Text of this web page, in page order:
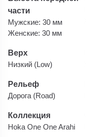
части
Мужские: 30 мм
Женские: 30 мм
Верх
Низкий (Low)
Рельеф
Дорога (Road)
Коллекция
Hoka One One Arahi